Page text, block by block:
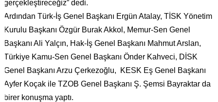
gerçekleştireceğiz” dedi.
Ardından Türk-İş Genel Başkanı Ergün Atalay, TİSK Yönetim
Kurulu Başkanı Özgür Burak Akkol, Memur-Sen Genel
Başkanı Ali Yalçın, Hak-İş Genel Başkanı Mahmut Arslan,
Türkiye Kamu-Sen Genel Başkanı Önder Kahveci, DİSK
Genel Başkanı Arzu Çerkezoğlu, KESK Eş Genel Başkanı
Ayfer Koçak ile TZOB Genel Başkanı Ş. Şemsi Bayraktar da
birer konuşma yaptı.